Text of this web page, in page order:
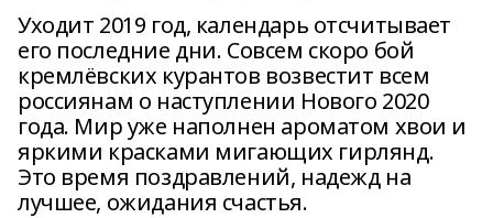
Уходит 2019 год, календарь отсчитывает
его последние дни. Совсем скоро бой
кремлёвских курантов возвестит всем
россиянам о наступлении Нового 2020
года. Мир уже наполнен ароматом хвои и
яркими красками мигающих гирлянд.
Это время поздравлений, надежд на
лучшее, ожидания счастья.